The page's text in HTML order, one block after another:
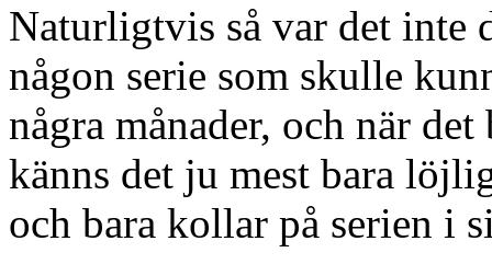
Naturligtvis så var det inte
någon serie som skulle
några månader, och när
känns det ju mest bara
och bara kollar på serien i